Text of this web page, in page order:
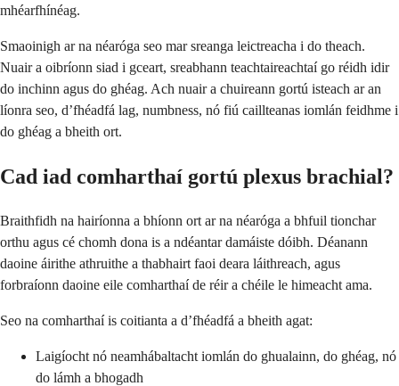
mhéarfhínéag.
Smaoinigh ar na néaróga seo mar sreanga leictreacha i do theach.
Nuair a oibríonn siad i gceart, sreabhann teachtaireachtaí go réidh idir
do inchinn agus do ghéag. Ach nuair a chuireann gortú isteach ar an
líonra seo, d’fhéadfá lag, numbness, nó fiú caillteanas iomlán feidhme i
do ghéag a bheith ort.
Cad iad comharthaí gortú plexus brachial?
Braithfidh na hairíonna a bhíonn ort ar na néaróga a bhfuil tionchar
orthu agus cé chomh dona is a ndéantar damáiste dóibh. Déanann
daoine áirithe athruithe a thabhairt faoi deara láithreach, agus
forbraíonn daoine eile comharthaí de réir a chéile le himeacht ama.
Seo na comharthaí is coitianta a d’fhéadfá a bheith agat:
Laigíocht nó neamhábaltacht iomlán do ghualainn, do ghéag, nó
do lámh a bhogadh